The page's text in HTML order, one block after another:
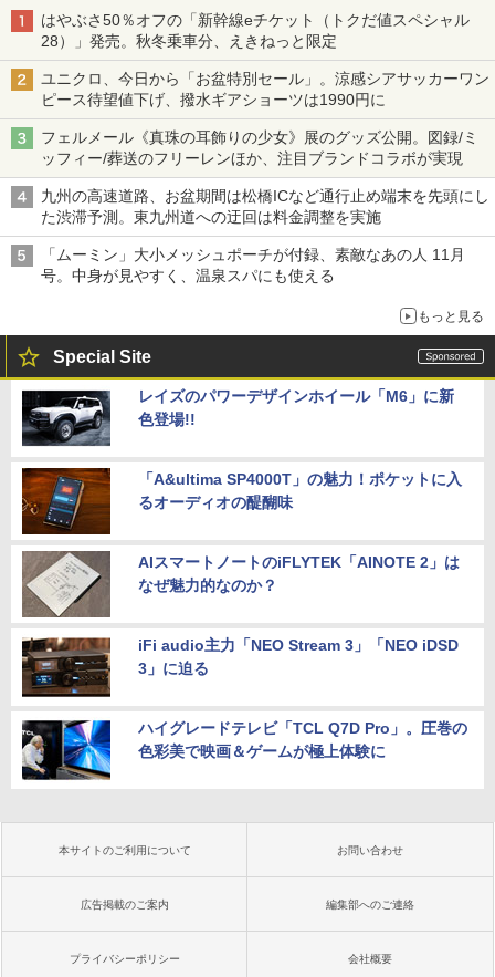
はやぶさ50％オフの「新幹線eチケット（トクだ値スペシャル
28）」発売。秋冬乗車分、えきねっと限定
ユニクロ、今日から「お盆特別セール」。涼感シアサッカーワン
ピース待望値下げ、撥水ギアショーツは1990円に
フェルメール《真珠の耳飾りの少女》展のグッズ公開。図録/ミ
ッフィー/葬送のフリーレンほか、注目ブランドコラボが実現
九州の高速道路、お盆期間は松橋ICなど通行止め端末を先頭にし
た渋滞予測。東九州道への迂回は料金調整を実施
「ムーミン」大小メッシュポーチが付録、素敵なあの人 11月
号。中身が見やすく、温泉スパにも使える
もっと見る
Special Site
レイズのパワーデザインホイール「M6」に新
色登場!!
「A&ultima SP4000T」の魅力！ポケットに入
るオーディオの醍醐味
AIスマートノートのiFLYTEK「AINOTE 2」は
なぜ魅力的なのか？
iFi audio主力「NEO Stream 3」「NEO iDSD
3」に迫る
ハイグレードテレビ「TCL Q7D Pro」。圧巻の
色彩美で映画＆ゲームが極上体験に
本サイトのご利用について お問い合わせ
広告掲載のご案内 編集部へのご連絡
プライバシーポリシー 会社概要